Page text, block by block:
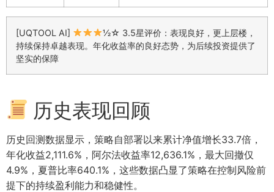
[UQTOOL AI]
½☆ 3.5星评价：表现良好，更上层楼，
持续保持卓越表现。年化收益率的良好态势，为后续投资提供了
坚实的保障
历史表现回顾
历史回测数据显示，策略自部署以来累计净值增长33.7倍，
年化收益2,111.6%，阿尔法收益率12,636.1%，最大回撤仅
4.9%，夏普比率640.1%，这些数据凸显了策略在控制风险前
提下的持续盈利能力和稳健性。